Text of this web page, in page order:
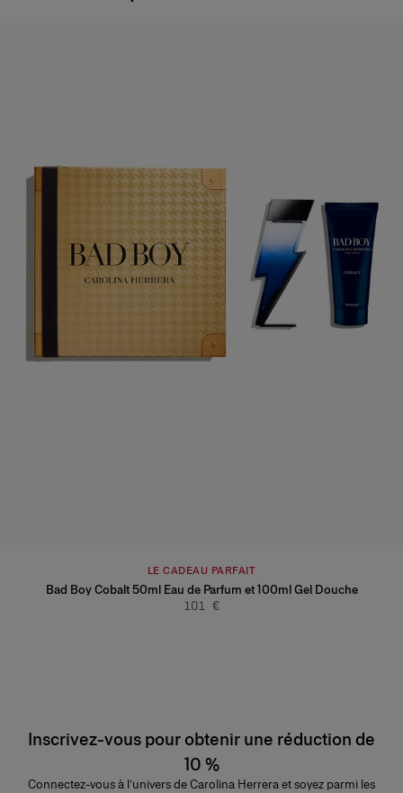
LE CADEAU PARFAIT
Bad Boy Cobalt 50ml Eau de Parfum et 100ml Gel Douche
101 €
Inscrivez-vous pour obtenir une réduction de
10 %
Connectez-vous à l’univers de Carolina Herrera et soyez parmi les